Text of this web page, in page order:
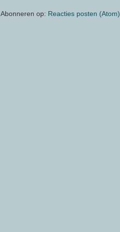
Abonneren op: Reacties posten (Atom)